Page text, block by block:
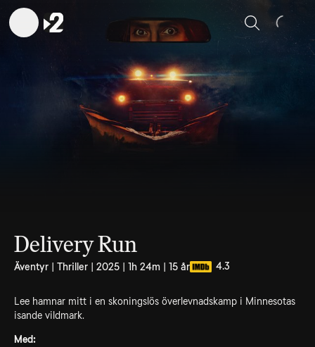
Sök
Delivery Run
Äventyr | Thriller | 2025 | 1h 24m | 15 år 4.3
Lee hamnar mitt i en skoningslös överlevnadskamp i Minnesotas
isande vildmark.
Med: